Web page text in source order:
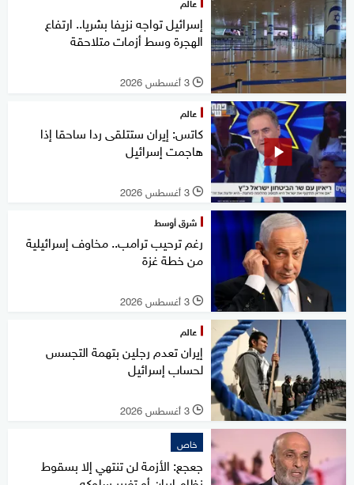
إسرائيل تواجه نزيفا بشريا.. ارتفاع
الهجرة وسط أزمات متلاحقة
l 3 أغسطس 2026
عالم
كاتس: إيران ستتلقى ردا ساحقا إذا
هاجمت إسرائيل
l 3 أغسطس 2026
شرق أوسط
رغم ترحيب ترامب.. مخاوف إسرائيلية
من خطة غزة
l 3 أغسطس 2026
عالم
إيران تعدم رجلين بتهمة التجسس
لحساب إسرائيل
l 3 أغسطس 2026
خاص
جعجع: الأزمة لن تنتهي إلا بسقوط